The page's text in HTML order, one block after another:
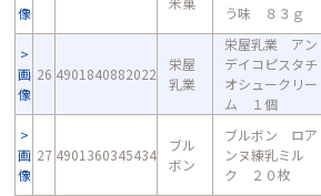
像
う味 ８３ｇ
画
像
26 4901840882022
栄屋
乳業
栄屋乳業 アン
デイコピスタチ
オシュークリー
ム １個
画
像
27 4901360345434
ブル
ボン
ブルボン ロア
ンヌ練乳ミル
ク ２０枚